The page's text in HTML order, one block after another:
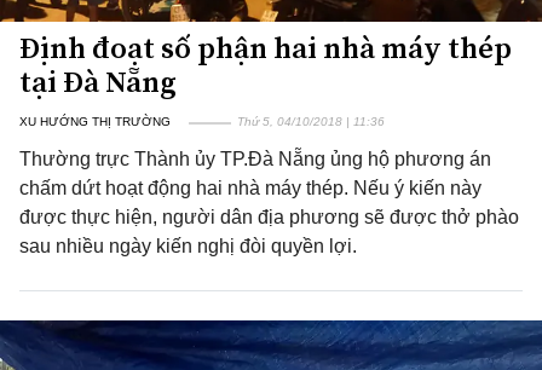
Định đoạt số phận hai nhà máy thép
tại Đà Nẵng
XU HƯỚNG THỊ TRƯỜNG Thứ 5, 04/10/2018 | 11:36
Thường trực Thành ủy TP.Đà Nẵng ủng hộ phương án
chấm dứt hoạt động hai nhà máy thép. Nếu ý kiến này
được thực hiện, người dân địa phương sẽ được thở phào
sau nhiều ngày kiến nghị đòi quyền lợi.